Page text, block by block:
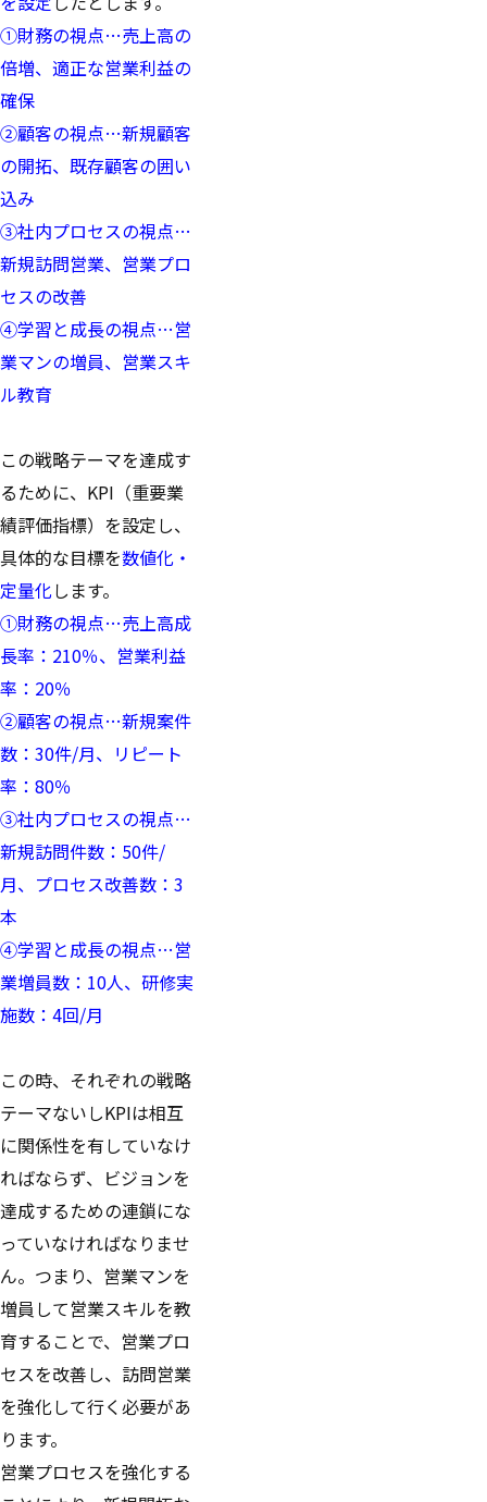
①財務の視点…売上高の
倍増、適正な営業利益の
確保
②顧客の視点…新規顧客
の開拓、既存顧客の囲い
込み
③社内プロセスの視点…
新規訪問営業、営業プロ
セスの改善
④学習と成長の視点…営
業マンの増員、営業スキ
ル教育
この戦略テーマを達成す
るために、KPI（重要業
績評価指標）を設定し、
具体的な目標を数値化・
定量化します。
①財務の視点…売上高成
長率：210％、営業利益
率：20％
②顧客の視点…新規案件
数：30件/月、リピート
率：80％
③社内プロセスの視点…
新規訪問件数：50件/
月、プロセス改善数：3
本
④学習と成長の視点…営
業増員数：10人、研修実
施数：4回/月
この時、それぞれの戦略
テーマないしKPIは相互
に関係性を有していなけ
ればならず、ビジョンを
達成するための連鎖にな
っていなければなりませ
ん。つまり、営業マンを
増員して営業スキルを教
育することで、営業プロ
セスを改善し、訪問営業
を強化して行く必要があ
ります。
営業プロセスを強化する